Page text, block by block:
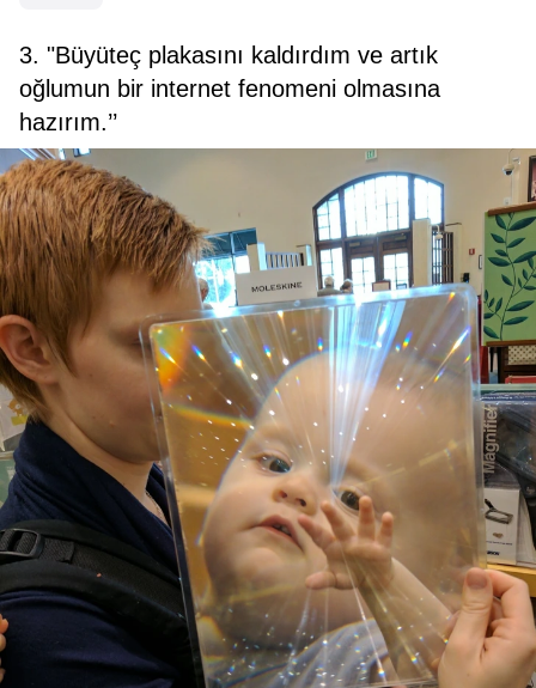
3. "Büyüteç plakasını kaldırdım ve artık
oğlumun bir internet fenomeni olmasına
hazırım.’’